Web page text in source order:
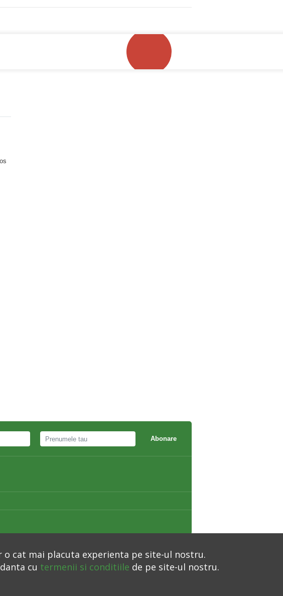
Abonare
–
cat mai placuta experienta pe site-ul nostru.
cu termenii si conditiile de pe site-ul nostru.